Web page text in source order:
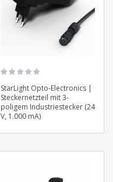
StarLight Opto-Electronics |
Steckernetzteil mit 3-
poligem Industriestecker (24
V, 1.000 mA)